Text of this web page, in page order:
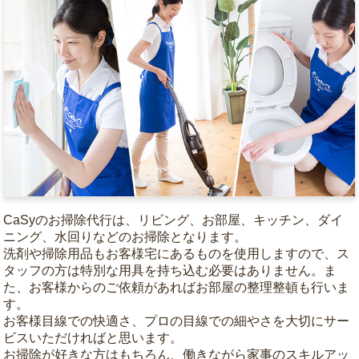
CaSyのお掃除代行は、リビング、お部屋、キッチン、ダイ
ニング、水回りなどのお掃除となります。
洗剤や掃除用品もお客様宅にあるものを使用しますので、ス
タッフの方は特別な用具を持ち込む必要はありません。ま
た、お客様からのご依頼があればお部屋の整理整頓も行いま
す。
お客様目線での快適さ、プロの目線での細やさを大切にサー
ビスいただければと思います。
お掃除が好きな方はもちろん、働きながら家事のスキルアッ